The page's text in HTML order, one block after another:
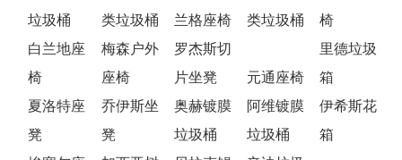
垃圾桶
类垃圾桶
兰格座椅
类垃圾桶
椅
白兰地座
椅
梅森户外
座椅
罗杰斯切
片坐凳
元通座椅
里德垃圾
箱
夏洛特座
凳
乔伊斯坐
凳
奥赫镀膜
垃圾桶
阿维镀膜
垃圾桶
伊希斯花
箱